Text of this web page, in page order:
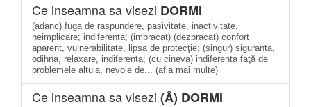
Ce inseamna sa visezi DORMI
(adanc) fuga de raspundere, pasivitate, inactivitate,
neimplicare; indiferenta; (imbracat) (dezbracat) confort
aparent, vulnerabilitate, lipsa de protecţie; (singur) siguranta,
odihna, relaxare, indiferenta; (cu cineva) indiferenta faţă de
problemele altuia, nevoie de... (afla mai multe)
Ce inseamna sa visezi (Â) DORMI